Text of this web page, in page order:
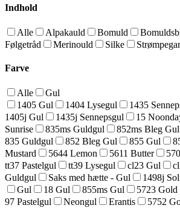
Indhold
Alle Alpakauld Bomuld
Følgetråd
Merinould Silke
Farve
Alle
Gul
1405 Gul
1404 Lysegul 1435
1405j Gul
1435j Sennepsgul 15
Sunrise
835ms Guldgul 852ms Bleg Gul
835 Guldgul
852 Bleg Gul 855 Gul
Mustard
5644 Lemon 5611 Butter
tt37 Pastelgul
tt39 Lysegul cl23 Gul
Guldgul
Saks med hætte - Gul 1498j
Gul
18 Gul 855ms Gul 5723 Gold
97 Pastelgul
Neongul Erantis 5752